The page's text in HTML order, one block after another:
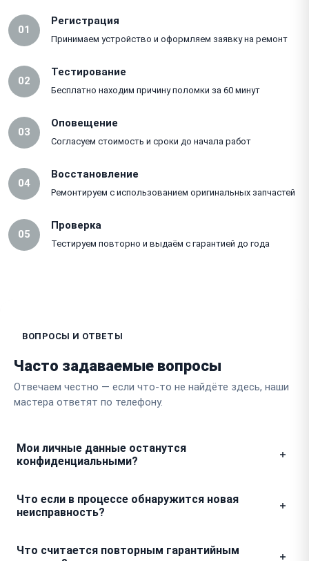
01
Регистрация
Принимаем устройство и оформляем заявку на ремонт
02
Тестирование
Бесплатно находим причину поломки за 60 минут
03
Оповещение
Согласуем стоимость и сроки до начала работ
04
Восстановление
Ремонтируем с использованием оригинальных запчастей
05
Проверка
Тестируем повторно и выдаём с гарантией до года
ВОПРОСЫ И ОТВЕТЫ
Часто задаваемые вопросы
Отвечаем честно — если что-то не найдёте здесь, наши
мастера ответят по телефону.
Мои личные данные останутся
конфиденциальными?
доступ к вашим файлам и настройкам для ремонта
не требуется. После завершения всех работ система
пароли или личные фото не будут
Что если в процессе обнаружится новая
неисправность?
без вашего ведома. Если мастер увидит скрытую
Что считается повторным гарантийным